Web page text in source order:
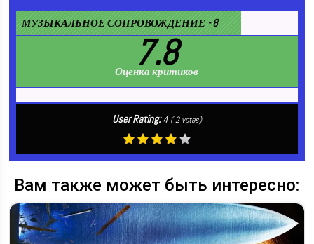
МУЗЫКАЛЬНОЕ СОПРОВОЖДЕНИЕ - 8
7.8
Оценка критиков
User Rating:4 (2votes)
Вам также может быть интересно: